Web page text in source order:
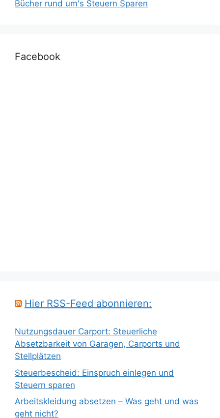
Bücher rund um's Steuern Sparen
Facebook
Hier RSS-Feed abonnieren:
Nutzungsdauer Carport: Steuerliche
Absetzbarkeit von Garagen, Carports und
Stellplätzen
Steuerbescheid: Einspruch einlegen und
Steuern sparen
Arbeitskleidung absetzen – Was geht und was
geht nicht?